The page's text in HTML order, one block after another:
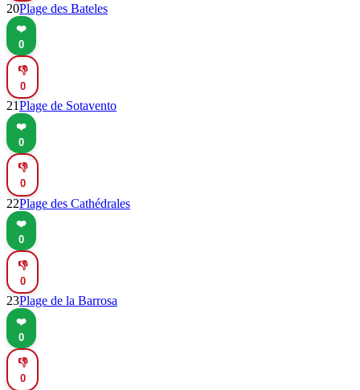
20Plage des Bateles
❤️
0
👎
0
21Plage de Sotavento
❤️
0
👎
0
22Plage des Cathédrales
❤️
0
👎
0
23Plage de la Barrosa
❤️
0
👎
0